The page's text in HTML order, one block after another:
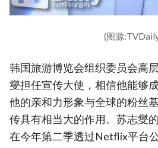
(图源
韩国旅游博览会组织委员会高
燮担任宣传大使，相信他能够
他的亲和力形象与全球的粉丝
传具有相当大的作用。苏志燮
在今年第二季透过Netflix平台公